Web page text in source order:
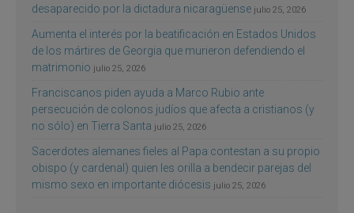
desaparecido por la dictadura nicaragüense julio 25, 2026
Aumenta el interés por la beatificación en Estados Unidos
de los mártires de Georgia que murieron defendiendo el
matrimonio julio 25, 2026
Franciscanos piden ayuda a Marco Rubio ante
persecución de colonos judíos que afecta a cristianos (y
no sólo) en Tierra Santa julio 25, 2026
Sacerdotes alemanes fieles al Papa contestan a su propio
obispo (y cardenal) quien les orilla a bendecir parejas del
mismo sexo en importante diócesis julio 25, 2026